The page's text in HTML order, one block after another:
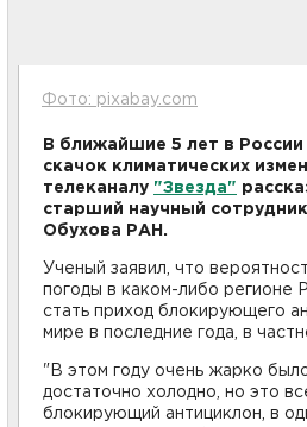
Фото: pixabay.com
В ближайшие 5 лет в
скачок климатических
телеканалу "Звезда"
старший научный
Обухова РАН.
Ученый заявил, что
погоды в каком-либо регионе
стать приход блокирующего
мире в последние года, в
"В этом году очень жарко
достаточно холодно, но это
блокирующий антициклон, в